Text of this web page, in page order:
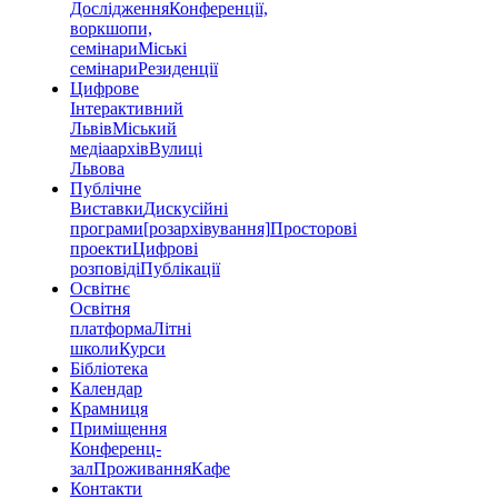
ДослідженняКонференції,
воркшопи,
семінариМіські
семінариРезиденції
Цифрове
Інтерактивний
ЛьвівМіський
медіаархівВулиці
Львова
Публічне
ВиставкиДискусійні
програми[розархівування]Просторові
проектиЦифрові
розповідіПублікації
Освітнє
Освітня
платформаЛітні
школиКурси
Бібліотека
Календар
Крамниця
Приміщення
Конференц-
залПроживанняКафе
Контакти